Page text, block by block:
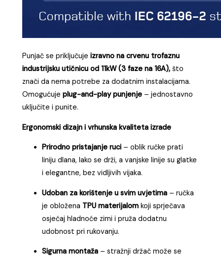
Punjač se priključujeizravno na crvenu trofaznu
industrijsku utičnicu od 11kW (3 faze na 16A),što
znači da nema potrebe za dodatnim instalacijama.
Omogućujeplug-and-play punjenje – jednostavno
uključite i punite.
Ergonomski dizajn i vrhunska kvaliteta izrade
Prirodno pristajanje ruci – oblik ručke prati
liniju dlana, lako se drži, a vanjske linije su glatke
i elegantne, bez vidljivih vijaka.
Udoban za korištenje u svim uvjetima – ručka
je obložena TPU materijalom koji sprječava
osjećaj hladnoće zimi i pruža dodatnu
udobnost pri rukovanju.
Sigurna montaža – stražnji držač može se